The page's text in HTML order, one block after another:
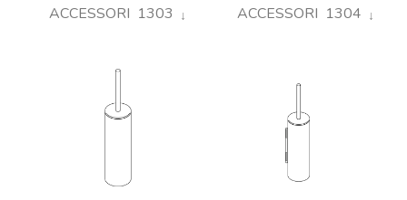
ACCESSORI 1303 ACCESSORI 1304